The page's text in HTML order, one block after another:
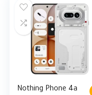
Nothing Phone 4a